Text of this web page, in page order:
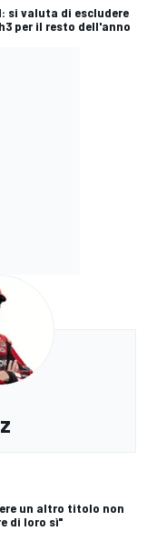
si valuta di escludere
per il resto dell'anno
un altro titolo non
di loro sì"